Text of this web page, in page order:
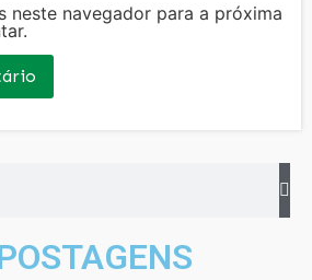
neste navegador para a próxima